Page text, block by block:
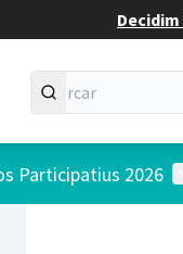
Participatius 2026